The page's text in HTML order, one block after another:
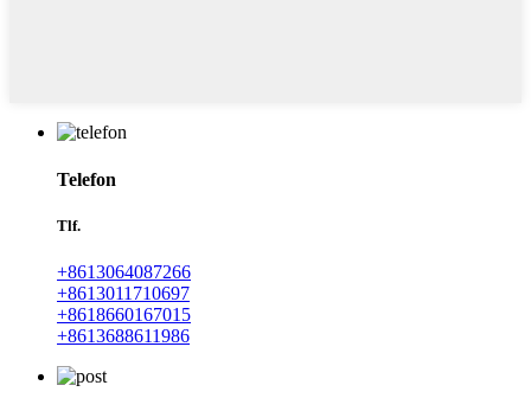
Telefon
Tlf.
+8613064087266
+8613011710697
+8618660167015
+8613688611986